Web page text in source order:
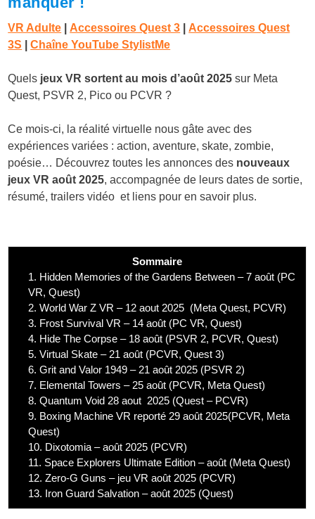
VR Adulte Accessoires Quest 3
Accessoires Quest
3S |Chaîne YouTube StylistMe
Quels jeux VR sortent au mois d’août 2025 sur Meta
Quest, PSVR 2, Pico ou PCVR ?
Ce mois-ci, la réalité virtuelle nous gâte avec des
expériences variées : action, aventure, skate, zombie,
poésie… Découvrez toutes les annonces des nouveaux
jeux VR août 2025, accompagnée de leurs dates de sortie,
résumé, trailers vidéo et liens pour en savoir plus.
Sommaire
1. Hidden Memories of the Gardens Between – 7 août (PC
VR, Quest)
2. World War Z VR – 12 aout 2025 (Meta Quest, PCVR)
3. Frost Survival VR – 14 août (PC VR, Quest)
4. Hide The Corpse – 18 août (PSVR 2, PCVR, Quest)
5. Virtual Skate – 21 août (PCVR, Quest 3)
6. Grit and Valor 1949 – 21 août 2025 (PSVR 2)
7. Elemental Towers – 25 août (PCVR, Meta Quest)
8. Quantum Void 28 aout 2025 (Quest – PCVR)
9. Boxing Machine VR reporté 29 août 2025(PCVR, Meta
Quest)
10. Dixotomia – août 2025 (PCVR)
11. Space Explorers Ultimate Edition – août (Meta Quest)
12. Zero-G Guns – jeu VR août 2025 (PCVR)
13. Iron Guard Salvation – août 2025 (Quest)